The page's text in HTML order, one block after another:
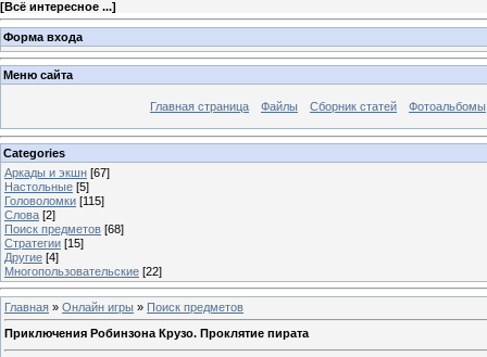
[Всё интересное ...]
Форма входа
Меню сайта
Главная страница Файлы Сборник статей Фотоальбомы
Categories
Аркады и экшн [67]
Настольные [5]
Головоломки [115]
Слова [2]
Поиск предметов [68]
Стратегии [15]
Другие [4]
Многопользовательские [22]
Главная » Онлайн игры » Поиск предметов
Приключения Робинзона Крузо. Проклятие пирата